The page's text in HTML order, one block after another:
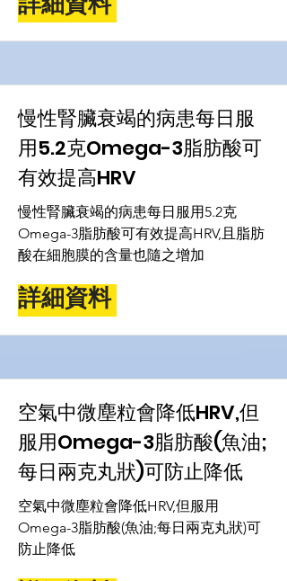
詳細資料
慢性腎臟衰竭的病患每日服
用5.2克Omega-3脂肪酸可
有效提高HRV
慢性腎臟衰竭的病患每日服用5.2克
Omega-3脂肪酸可有效提高HRV,且脂肪
酸在細胞膜的含量也隨之增加
詳細資料
空氣中微塵粒會降低HRV,但
服用Omega-3脂肪酸(魚油;
每日兩克丸狀)可防止降低
空氣中微塵粒會降低HRV,但服用
Omega-3脂肪酸(魚油;每日兩克丸狀)可
防止降低